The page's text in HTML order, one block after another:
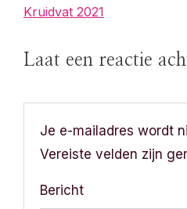
e
r
Kruidvat 2021
Laat een reactie
Je e-mailadres wordt
Vereiste velden zijn
Bericht